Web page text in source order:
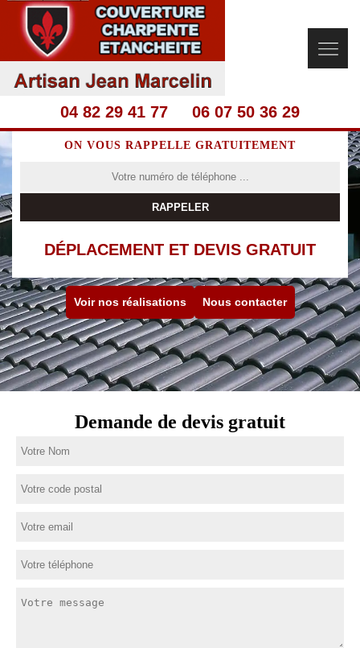
04 82 29 41 77 06 07 50 36 29
ON VOUS RAPPELLE GRATUITEMENT
DÉPLACEMENT ET DEVIS GRATUIT
Voir nos réalisations Nous contacter
Demande de devis gratuit